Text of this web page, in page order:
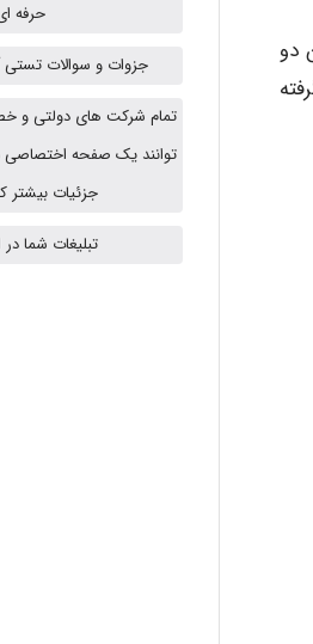
دو
حرفه
جزوات و سوالات
تمام شرکت های دولتی و
توانند یک صفحه اختصاصی
جزئیات بیشتر
تبلیغات شما